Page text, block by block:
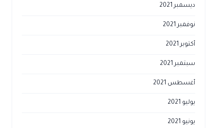
ديسمبر 2021
نوفمبر 2021
أكتوبر 2021
سبتمبر 2021
أغسطس 2021
يوليو 2021
يونيو 2021